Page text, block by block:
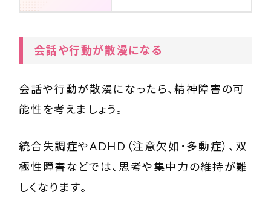
会話や行動が散漫になる
会話や行動が散漫になったら、精神障害の可
能性を考えましょう。
統合失調症やADHD（注意欠如・多動症）、双
極性障害などでは、思考や集中力の維持が難
しくなります。